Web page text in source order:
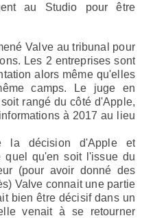
au Studio pour être
Valve au tribunal
pour
Les 2 entreprises sont
alors même qu'elles
camps. Le juge en
rangé du côté d'Apple,
à 2017 au lieu
la décision d'Apple et
quel qu'en soit l'issue du
(pour avoir donné des
Valve connait une partie
bien être décisif dans un
venait à se retourner